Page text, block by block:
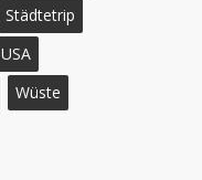
Städtetrip
USA
Wüste